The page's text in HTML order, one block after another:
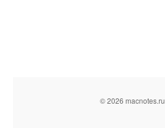
© 2026 macnotes.ru